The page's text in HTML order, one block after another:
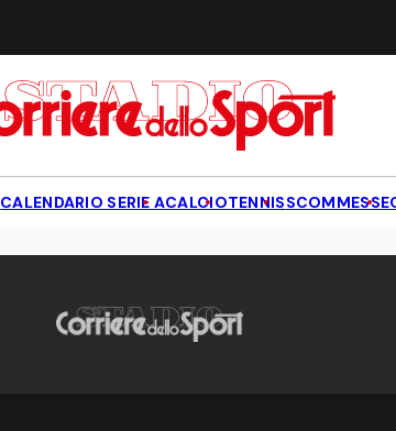
CALENDARIO SERIE ACALCIOTENNISSCOMMESSE